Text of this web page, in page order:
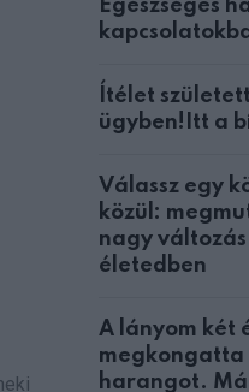
Egészséges
Ítélet
ügyben!Itt a
Válassz egy
közül:
nagy
életedben
A lányom két
megkongatta
harangot.